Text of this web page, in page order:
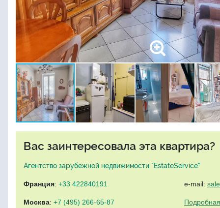
Вас заинтересовала эта квартира?
Агентство зарубежной недвижимости "EstateService"
Франция: +33 422840191
Москва: +7 (495) 266-65-87
e-mail: